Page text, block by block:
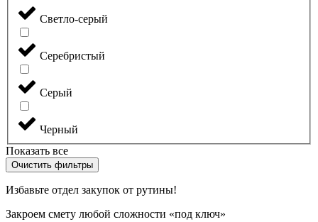
Светло-серый
Серебристый
Серый
Черный
Показать все
Очистить фильтры
Избавьте отдел закупок от рутины!
Закроем смету любой сложности «под ключ»